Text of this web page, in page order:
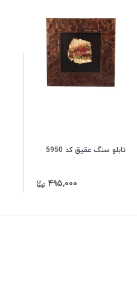
تابلو سنگ عقیق کد 5950
۴۹۵,۰۰۰